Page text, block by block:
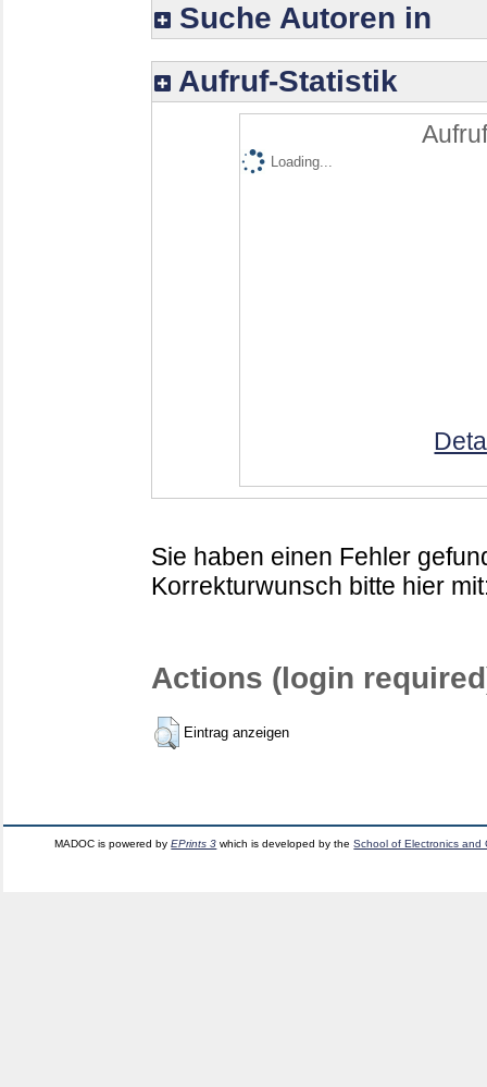
Suche Autoren in
Aufruf-Statistik
Loading...
Sie haben einen Fehler
Korrekturwunsch bitte hier
Actions (login
Eintrag anzeigen
MADOC is powered byEPrints 3 which is developed by theSchool of Electronics and